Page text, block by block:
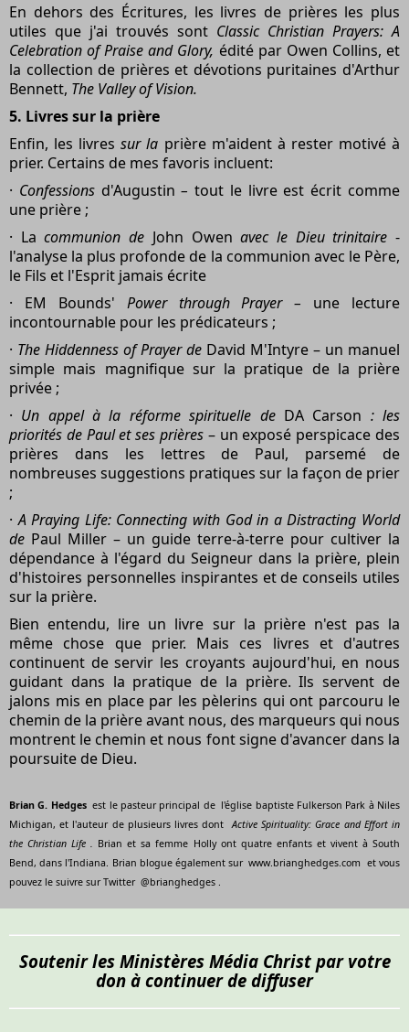
En dehors des Écritures, les livres de prières les plus
utiles que j'ai trouvés sont Classic Christian Prayers: A
Celebration of Praise and Glory, édité par Owen Collins, et
la collection de prières et dévotions puritaines d'Arthur
Bennett, The Valley of Vision.
5. Livres sur la prière
Enfin, les livressur la prière m'aident à rester motivé à
prier. Certains de mes favoris incluent:
· Confessionsd'Augustin– tout le livre est écrit comme
une prière ;
· Lacommunion de John Owenavec le Dieu trinitaire -
l'analyse la plus profonde de la communion avec le Père,
le Fils et l'Esprit jamais écrite
· EM Bounds' Power through Prayer – une lecture
incontournable pour les prédicateurs ;
· The Hiddenness of Prayer de David M'Intyre – un manuel
simple mais magnifique sur la pratique de la prière
privée ;
· Un appel à la réforme spirituelle deDA Carson : les
priorités de Paul et ses prières – un exposé perspicace des
prières dans les lettres de Paul, parsemé de
nombreuses suggestions pratiques sur la façon de prier
;
·A Praying Life: Connecting with God in a Distracting World
de Paul Miller – un guide terre-à-terre pour cultiver la
dépendance à l'égard du Seigneur dans la prière, plein
d'histoires personnelles inspirantes et de conseils utiles
sur la prière.
Bien entendu, lire un livre sur la prière n'est pas la
même chose que prier. Mais ces livres et d'autres
continuent de servir les croyants aujourd'hui, en nous
guidant dans la pratique de la prière. Ils servent de
jalons mis en place par les pèlerins qui ont parcouru le
chemin de la prière avant nous, des marqueurs qui nous
montrent le chemin et nous font signe d'avancer dans la
poursuite de Dieu.
Brian G. Hedges est le pasteur principal de l'église baptiste Fulkerson Park à Niles
Michigan, et l'auteur de plusieurs livres dont Active Spirituality: Grace and Effort in
the Christian Life
Brian et sa femme Holly ont quatre enfants et vivent à South
Bend, dans l'Indiana. Brian blogue également sur www.brianghedges.com et vous
pouvez le suivre sur Twitter @brianghedges .
Soutenir les Ministères Média Christ par votre
don à continuer de diffuser